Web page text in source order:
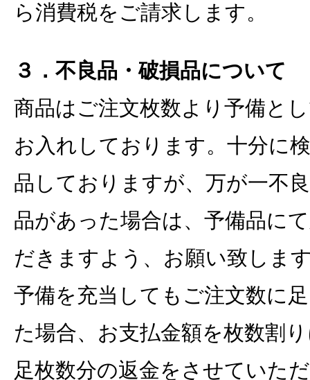
ら消費税をご請求します。
３．不良品・破損品について
商品はご注文枚数より予備と
お入れしております。十分に
品しておりますが、万が一不
品があった場合は、予備品に
だきますよう、お願い致しま
予備を充当してもご注文数に
た場合、お支払金額を枚数割
足枚数分の返金をさせていた